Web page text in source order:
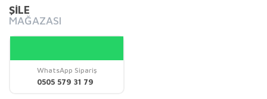
ŞİLE
MAĞAZASI
WhatsApp Sipariş
0505 579 31 79